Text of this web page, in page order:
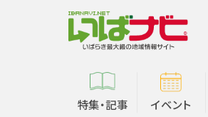
特集・記事 イベント